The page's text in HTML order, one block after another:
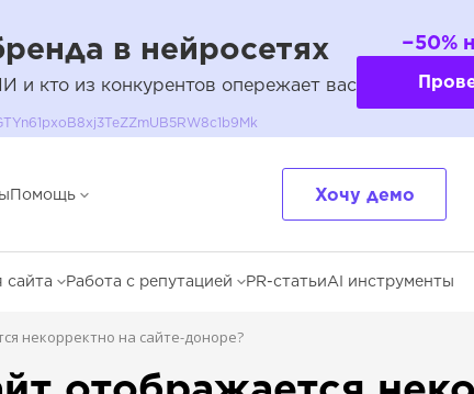
в нейросетях
и кто из конкурентов опережает вас
−50%
Помощь Хочу демо
сайта Работа с репутацией PR-статьиAI инструменты
некорректно на сайте-доноре?